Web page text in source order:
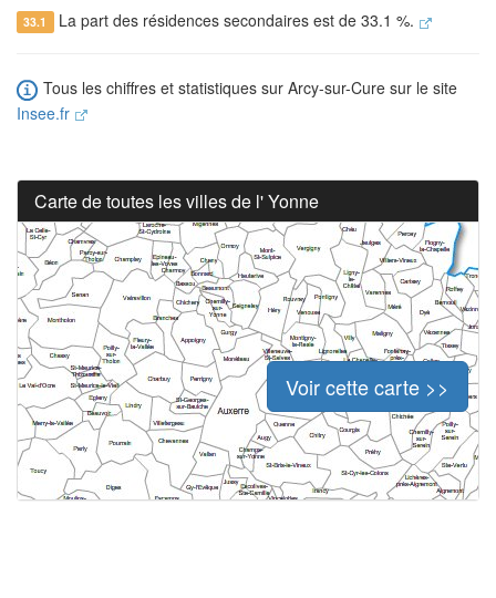
33.1 La part des résidences secondaires est de 33.1 %.
Tous les chiffres et statistiques sur Arcy-sur-Cure sur le site
Insee.fr
Carte de toutes les villes de l' Yonne
Voir cette carte >>